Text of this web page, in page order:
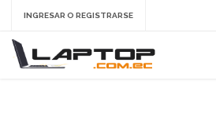
INGRESAR O REGISTRARSE